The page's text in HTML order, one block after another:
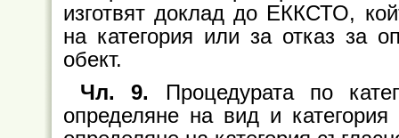
изготвят доклад до ЕККСТО,
на категория или за отказ за
обект.
Чл. 9. Процедурата по
определяне на вид и